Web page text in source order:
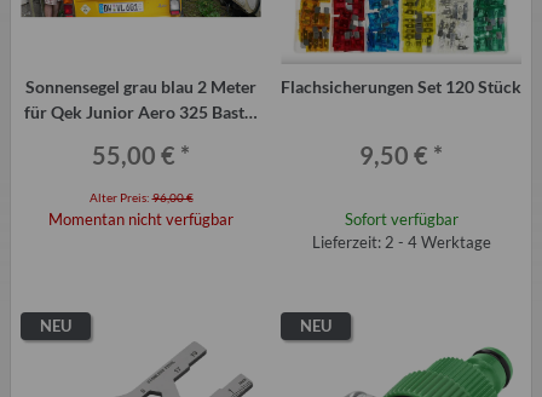
Sonnensegel grau blau 2 Meter
für Qek Junior Aero 325 Bastei
55,00 € *
Alter Preis:96,00 €
Momentan nicht verfügbar
Flachsicherungen Set 120 Stück
9,50 € *
Sofort verfügbar
Lieferzeit: 2 - 4 Werktage
NEU NEU